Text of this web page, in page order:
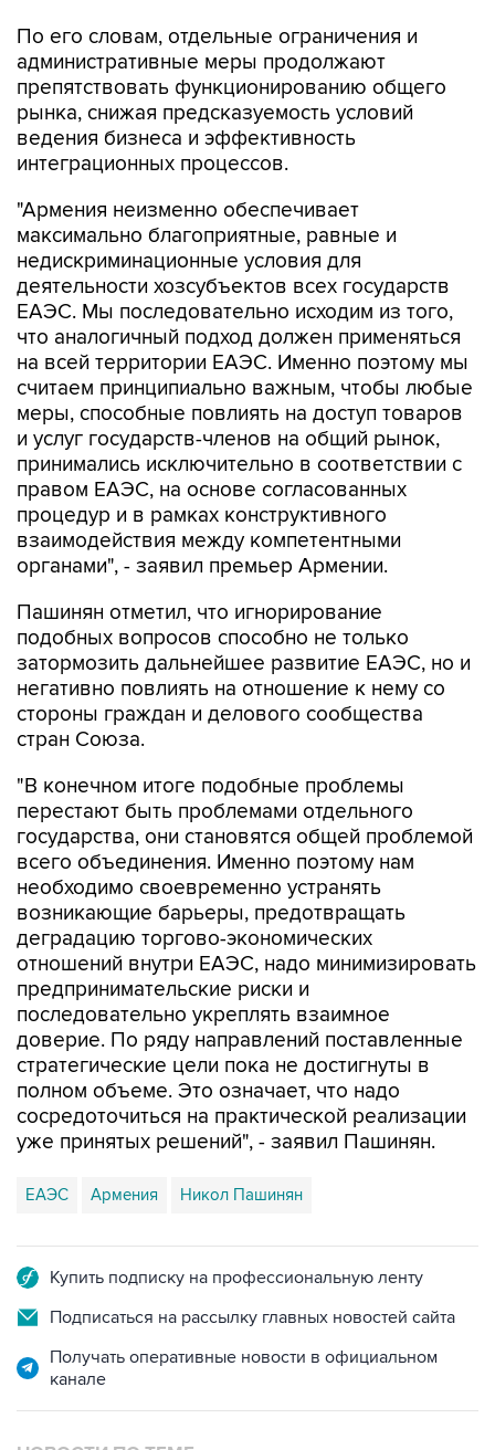
По его словам, отдельные ограничения и
административные меры продолжают
препятствовать функционированию общего
рынка, снижая предсказуемость условий
ведения бизнеса и эффективность
интеграционных процессов.
"Армения неизменно обеспечивает
максимально благоприятные, равные и
недискриминационные условия для
деятельности хозсубъектов всех государств
ЕАЭС. Мы последовательно исходим из того,
что аналогичный подход должен применяться
на всей территории ЕАЭС. Именно поэтому мы
считаем принципиально важным, чтобы любые
меры, способные повлиять на доступ товаров
и услуг государств-членов на общий рынок,
принимались исключительно в соответствии с
правом ЕАЭС, на основе согласованных
процедур и в рамках конструктивного
взаимодействия между компетентными
органами", - заявил премьер Армении.
Пашинян отметил, что игнорирование
подобных вопросов способно не только
затормозить дальнейшее развитие ЕАЭС, но и
негативно повлиять на отношение к нему со
стороны граждан и делового сообщества
стран Союза.
"В конечном итоге подобные проблемы
перестают быть проблемами отдельного
государства, они становятся общей проблемой
всего объединения. Именно поэтому нам
необходимо своевременно устранять
возникающие барьеры, предотвращать
деградацию торгово-экономических
отношений внутри ЕАЭС, надо минимизировать
предпринимательские риски и
последовательно укреплять взаимное
доверие. По ряду направлений поставленные
стратегические цели пока не достигнуты в
полном объеме. Это означает, что надо
сосредоточиться на практической реализации
уже принятых решений", - заявил Пашинян.
ЕАЭС Армения Никол Пашинян
Купить подписку на профессиональную ленту
Подписаться на рассылку главных новостей сайта
Получать оперативные новости в официальном
канале